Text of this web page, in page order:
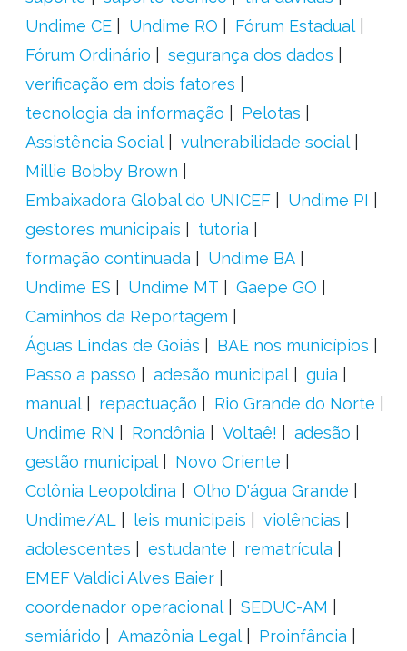
Undime CE
Undime RO
Fórum Estadual
Fórum Ordinário
segurança dos dados
verificação em dois fatores
tecnologia da informação
Pelotas
Assistência Social
vulnerabilidade social
Millie Bobby Brown
Embaixadora Global do UNICEF
Undime PI
gestores municipais
tutoria
formação continuada
Undime BA
Undime ES
Undime MT
Gaepe GO
Caminhos da Reportagem
Águas Lindas de Goiás
BAE nos municípios
Passo a passo
adesão municipal
guia
manual
repactuação
Rio Grande do Norte
Undime RN
Rondônia Voltaê!
adesão
gestão municipal
Novo Oriente
Colônia Leopoldina
Olho D'água Grande
Undime/AL
leis municipais
violências
adolescentes
estudante
rematrícula
EMEF Valdici Alves Baier
coordenador operacional
SEDUC-AM
semiárido
Amazônia Legal
Proinfância